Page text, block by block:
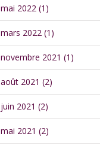
mai 2022 (1)
mars 2022 (1)
novembre 2021 (1)
août 2021 (2)
juin 2021 (2)
mai 2021 (2)